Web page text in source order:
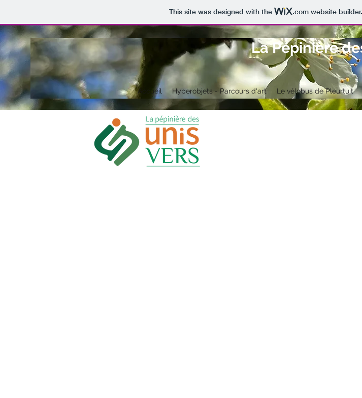
This site was designed with the .comwebsite
La Pépinière
Accueil Hyperobjets - Parcours d'art Le vélobus de Pleurtuit